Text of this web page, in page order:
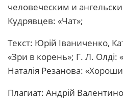
человеческим и
Кудрявцев: «Чат»;
Текст: Юрій Іваниченко,
«Зри в корень»; Г. Л.
Наталія Резанова:
Плагиат: Андрій